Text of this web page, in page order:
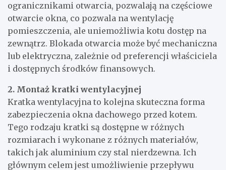
ogranicznikami otwarcia, pozwalają na częściowe
otwarcie okna, co pozwala na wentylację
pomieszczenia, ale uniemożliwia kotu dostęp na
zewnątrz. Blokada otwarcia może być mechaniczna
lub elektryczna, zależnie od preferencji właściciela
i dostępnych środków finansowych.
2. Montaż kratki wentylacyjnej
Kratka wentylacyjna to kolejna skuteczna forma
zabezpieczenia okna dachowego przed kotem.
Tego rodzaju kratki są dostępne w różnych
rozmiarach i wykonane z różnych materiałów,
takich jak aluminium czy stal nierdzewna. Ich
głównym celem jest umożliwienie przepływu